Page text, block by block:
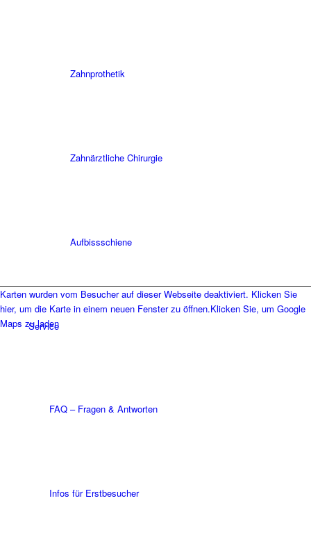
Zahnprothetik
Zahnärztliche Chirurgie
Aufbissschiene
Service
FAQ – Fragen & Antworten
Infos für Erstbesucher
Karten wurden vom Besucher auf dieser Webseite deaktiviert. Klicken Sie
hier, um die Karte in einem neuen Fenster zu öffnen.Klicken Sie, um Google
Maps zu laden